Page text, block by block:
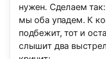
нужен. Сделаем
мы оба упадем. К
подбежит, тот и
слышит два